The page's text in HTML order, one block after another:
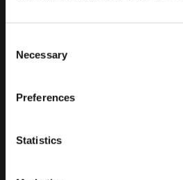
Selection
Necessary
Preferences
Statistics